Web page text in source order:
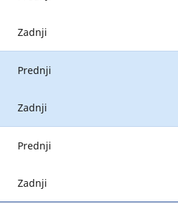
Zadnji
Prednji
Zadnji
Prednji
Zadnji